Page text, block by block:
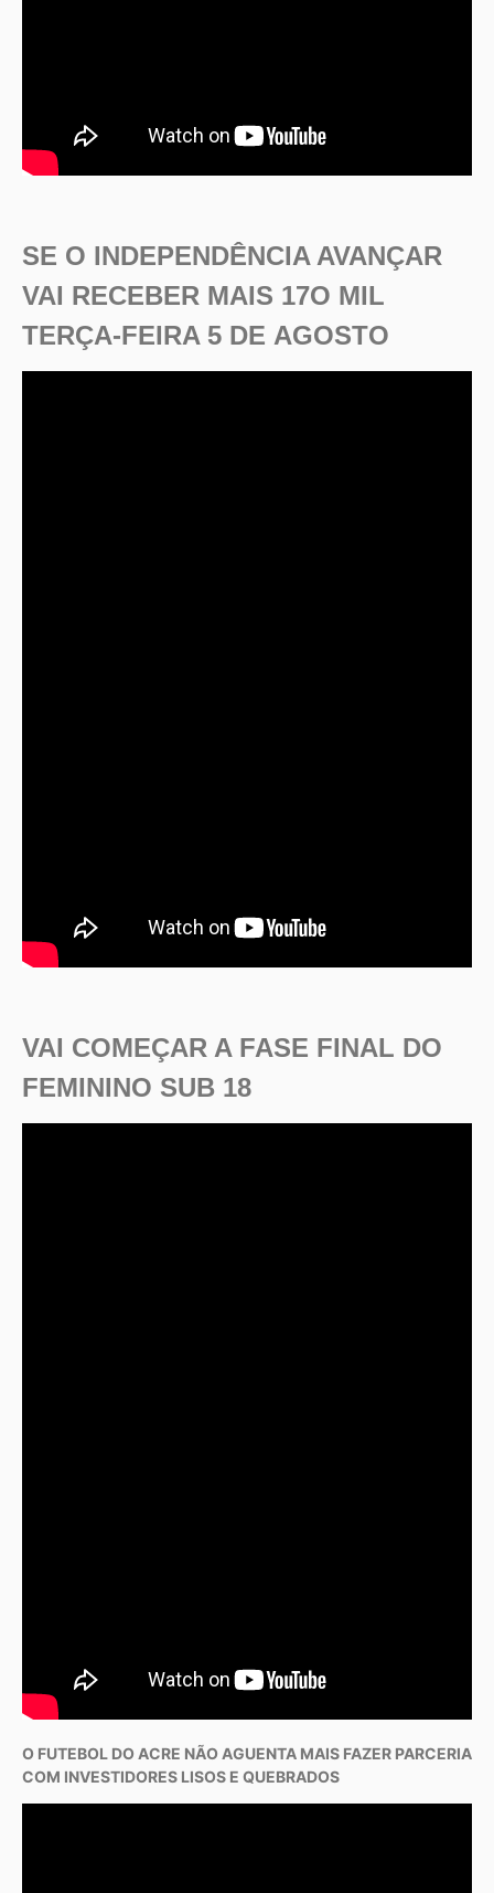
SE O INDEPENDÊNCIA AVANÇAR
VAI RECEBER MAIS 17O MIL
TERÇA-FEIRA 5 DE AGOSTO
VAI COMEÇAR A FASE FINAL DO
FEMININO SUB 18
O FUTEBOL DO ACRE NÃO AGUENTA MAIS FAZER PARCERIA
COM INVESTIDORES LISOS E QUEBRADOS